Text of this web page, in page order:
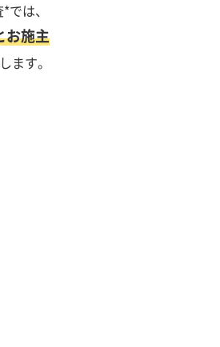
は、
お施主
ます。